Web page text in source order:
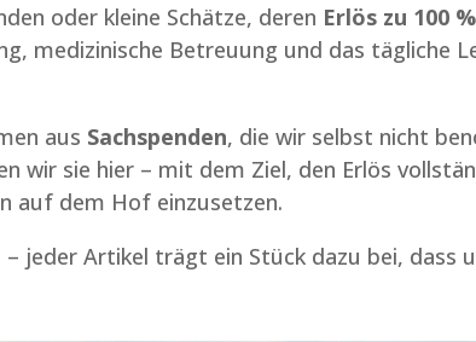
oder kleine Schätze, deren Erlös zu 100
medizinische Betreuung und das tägliche
aus Sachspenden, die wir selbst nicht
wir sie hier – mit dem Ziel, den Erlös
auf dem Hof einzusetzen.
– jeder Artikel trägt ein Stück dazu bei, dass